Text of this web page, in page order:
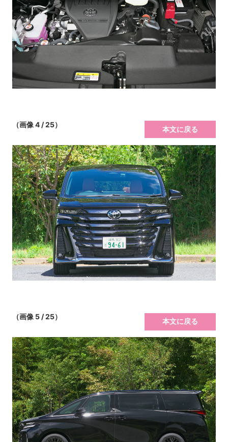
（画像 4 / 25）
本文に戻る
（画像 5 / 25）
本文に戻る